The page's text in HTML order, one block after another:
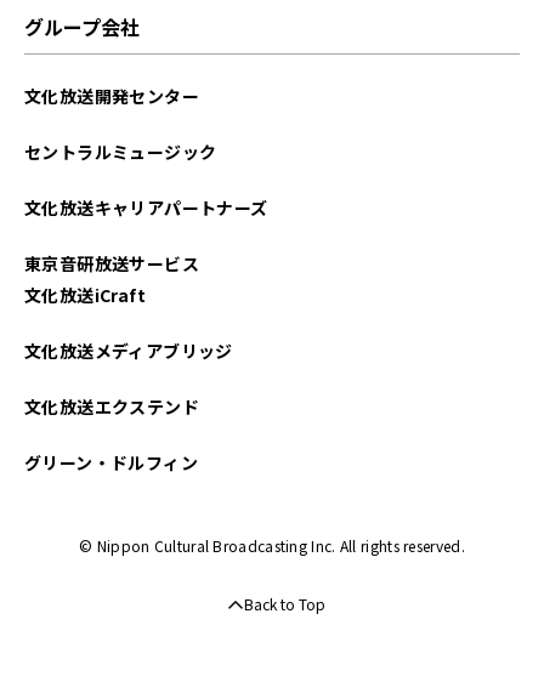
グループ会社
文化放送開発センター
セントラルミュージック
文化放送キャリアパートナーズ
東京音研放送サービス
文化放送iCraft
文化放送メディアブリッジ
文化放送エクステンド
グリーン・ドルフィン
© Nippon Cultural Broadcasting Inc. All rights reserved.
Back to Top